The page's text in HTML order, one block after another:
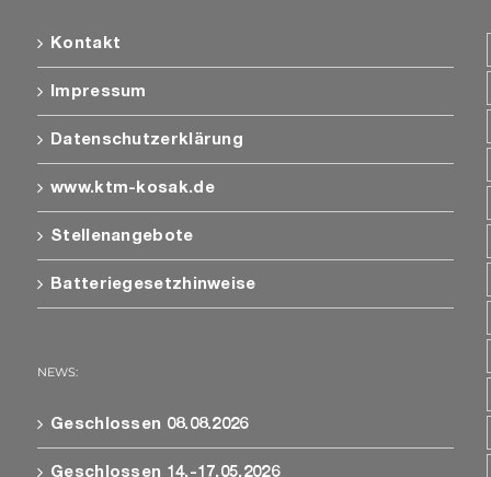
Kontakt
Impressum
Datenschutzerklärung
www.ktm-kosak.de
Stellenangebote
Batteriegesetzhinweise
NEWS:
Geschlossen 08.08.2026
Geschlossen 14.-17.05.2026